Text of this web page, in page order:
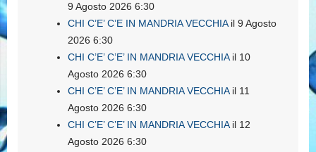
9 Agosto 2026 6:30
CHI C’E’ C’E IN MANDRIA VECCHIAil 9 Agosto
2026 6:30
CHI C’E’ C’E’ IN MANDRIA VECCHIAil 10
Agosto 2026 6:30
CHI C’E’ C’E’ IN MANDRIA VECCHIAil 11
Agosto 2026 6:30
CHI C’E’ C’E’ IN MANDRIA VECCHIAil 12
Agosto 2026 6:30